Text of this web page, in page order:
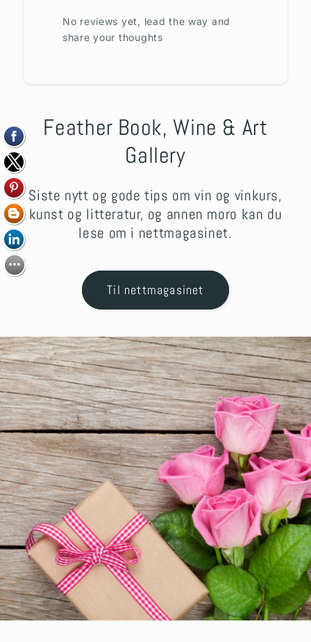
No reviews yet, lead the way and
share your thoughts
Feather Book, Wine & Art
Gallery
Siste nytt og gode tips om vin og vinkurs,
kunst og litteratur, og annen moro kan du
lese om i nettmagasinet.
Til nettmagasinet